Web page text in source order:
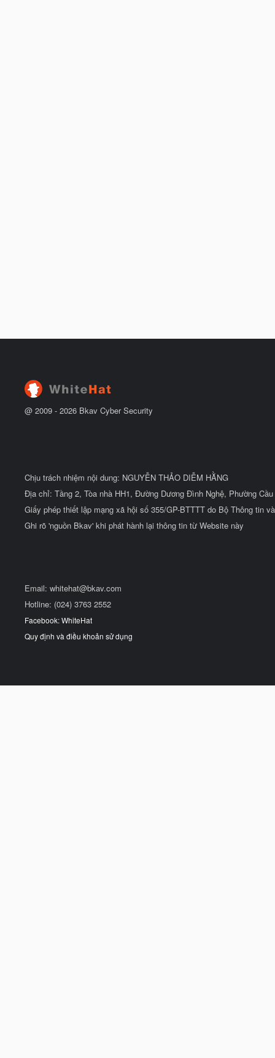
@ 2009 - 2026 Bkav Cyber Security
Chịu trách nhiệm nội dung: NGUYỄN THẢO DIỄM HẰNG
Địa chỉ: Tầng 2, Tòa nhà HH1, Đường Dương Đình Nghệ, Phường
Giấy phép thiết lập mạng xã hội số 355/GP-BTTTT do Bộ Thông tin
Ghi rõ 'nguồn Bkav' khi phát hành lại thông tin từ Website này
Email: whitehat@bkav.com
Hotline: (024) 3763 2552
Facebook: WhiteHat
Quy định và điều khoản sử dụng